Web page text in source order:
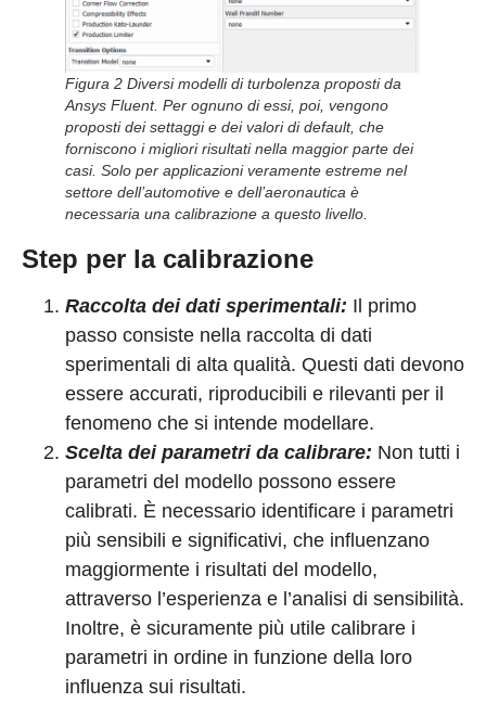
Figura 2 Diversi modelli di turbolenza proposti da
Ansys Fluent. Per ognuno di essi, poi, vengono
proposti dei settaggi e dei valori di default, che
forniscono i migliori risultati nella maggior parte dei
casi. Solo per applicazioni veramente estreme nel
settore dell’automotive e dell’aeronautica è
necessaria una calibrazione a questo livello.
Step per la calibrazione
Raccolta dei dati sperimentali: Il primo
passo consiste nella raccolta di dati
sperimentali di alta qualità. Questi dati devono
essere accurati, riproducibili e rilevanti per il
fenomeno che si intende modellare.
Scelta dei parametri da calibrare: Non tutti i
parametri del modello possono essere
calibrati. È necessario identificare i parametri
più sensibili e significativi, che influenzano
maggiormente i risultati del modello,
attraverso l’esperienza e l’analisi di sensibilità.
Inoltre, è sicuramente più utile calibrare i
parametri in ordine in funzione della loro
influenza sui risultati.